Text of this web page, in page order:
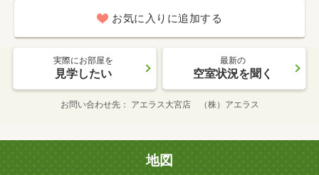
お気に入りに追加する
実際にお部屋を
見学したい
最新の
空室状況を聞く
お問い合わせ先 アエラス大宮店 （株）アエラス
地図